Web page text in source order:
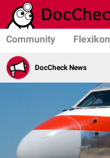
Community Flexikon
DocCheck News